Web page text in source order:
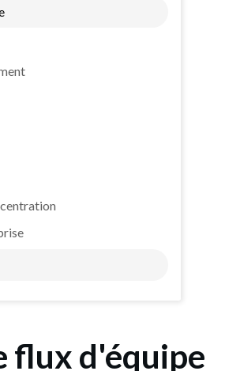
flux d'équipe